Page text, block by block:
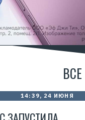
14:39, 24 ИЮНЯ